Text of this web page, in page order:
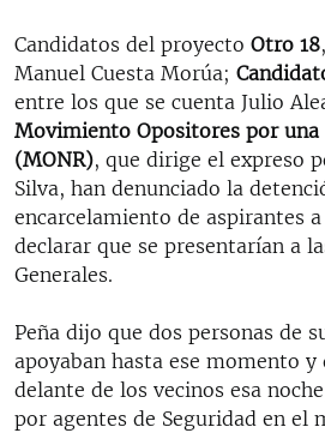
Candidatos del proyecto Otro 18
Manuel Cuesta Morúa;
entre los que se cuenta Julio
Movimiento Opositores por una
(MONR), que dirige el expreso
Silva, han denunciado la
encarcelamiento de aspirantes
declarar que se presentarían a
Generales.
Peña dijo que dos personas de
apoyaban hasta ese momento
delante de los vecinos esa
por agentes de Seguridad en el